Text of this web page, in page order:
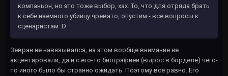
компаньон, но это тоже выбор, хах. То, что для отряда брать
к себе наёмного убийцу чревато, опустим - все вопросы к
сценаристам :D
Зевран не навязывался, на этом вообще внимание не
акцентировали, да и с его-то биографией (вырос в борделе) чего-
то иного было бы странно ожидать. Поэтому все равно. Его